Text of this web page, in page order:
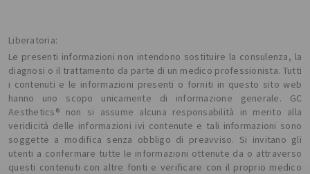
Liberatoria:
Le presenti informazioni non intendono sostituire la consulenza, la
diagnosi o il trattamento da parte di un medico professionista. Tutti
i contenuti e le informazioni presenti o forniti in questo sito web
hanno uno scopo unicamente di informazione generale. GC
Aesthetics® non si assume alcuna responsabilità in merito alla
veridicità delle informazioni ivi contenute e tali informazioni sono
soggette a modifica senza obbligo di preavviso. Si invitano gli
utenti a confermare tutte le informazioni ottenute da o attraverso
questi contenuti con altre fonti e verificare con il proprio medico